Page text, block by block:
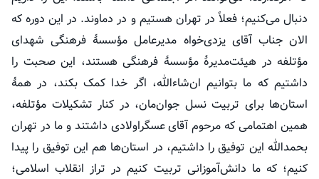
دنبال می‌کنیم؛ فعلاً در تهران هستیم و در دماوند. در این دوره که
الان جناب آقای یزدی‌خواه مدیرعامل مؤسسهٔ فرهنگی شهدای
مؤتلفه در هیئت‌مدیرهٔ مؤسسهٔ فرهنگی هستند، این صحبت را
داشتیم که ما بتوانیم ان‌شاءالله، اگر خدا کمک بکند، در همهٔ
استان‌ها برای تربیت نسل جوان‌مان، در کنار تشکیلات مؤتلفه،
همین اهتمامی که مرحوم آقای عسگراولادی داشتند و ما در تهران
بحمدالله این توفیق را داشتیم، در استان‌ها هم این توفیق را پیدا
کنیم؛ که ما دانش‌آموزانی تربیت کنیم در تراز انقلاب اسلامی؛